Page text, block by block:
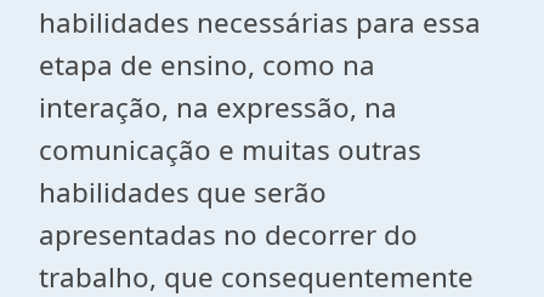
habilidades necessárias para essa
etapa de ensino, como na
interação, na expressão, na
comunicação e muitas outras
habilidades que serão
apresentadas no decorrer do
trabalho, que consequentemente